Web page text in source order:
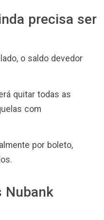
precisa ser
o saldo devedor
quitar todas as
com
por boleto,
Nubank